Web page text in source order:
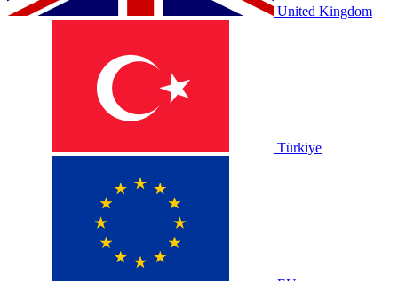
United Kingdom
Türkiye